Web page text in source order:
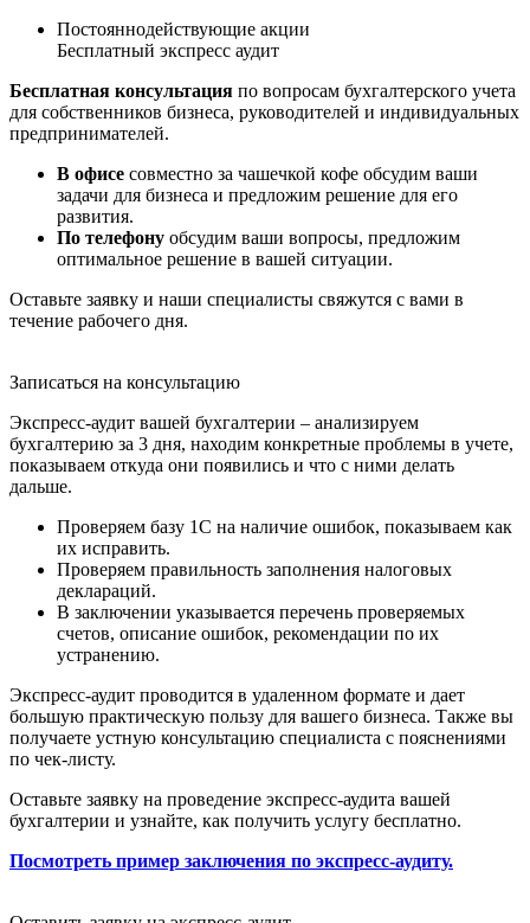
Постояннодействующие акции
Бесплатный экспресс аудит
Бесплатная консультация по вопросам бухгалтерского учета
для собственников бизнеса, руководителей и индивидуальных
предпринимателей.
В офисе совместно за чашечкой кофе обсудим ваши
задачи для бизнеса и предложим решение для его
развития.
По телефону обсудим ваши вопросы, предложим
оптимальное решение в вашей ситуации.
Оставьте заявку и наши специалисты свяжутся с вами в
течение рабочего дня.
Записаться на консультацию
Экспресс-аудит вашей бухгалтерии – анализируем
бухгалтерию за 3 дня, находим конкретные проблемы в учете,
показываем откуда они появились и что с ними делать
дальше.
Проверяем базу 1С на наличие ошибок, показываем как
их исправить.
Проверяем правильность заполнения налоговых
деклараций.
В заключении указывается перечень проверяемых
счетов, описание ошибок, рекомендации по их
устранению.
Экспресс-аудит проводится в удаленном формате и дает
большую практическую пользу для вашего бизнеса. Также вы
получаете устную консультацию специалиста с пояснениями
по чек-листу.
Оставьте заявку на проведение экспресс-аудита вашей
бухгалтерии и узнайте, как получить услугу бесплатно.
Посмотреть пример заключения по экспресс-аудиту.